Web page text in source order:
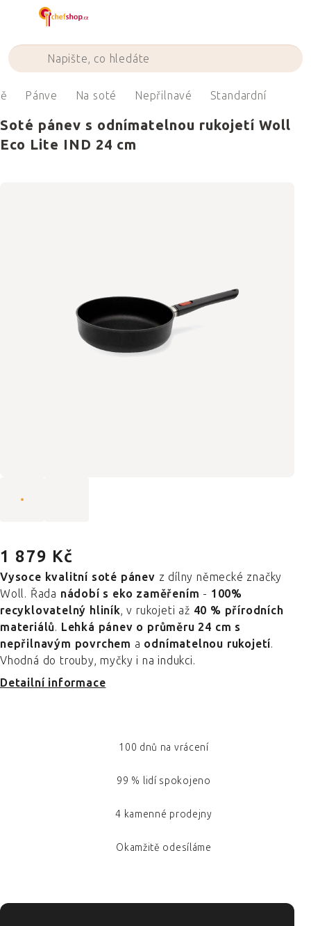
Pánve Na soté Nepřilnavé Standardní
Soté pánev s odnímatelnou rukojetí Woll
Eco Lite IND 24 cm
1 879 Kč
Vysoce kvalitní soté pánev z dílny německé značky
Woll. Řada nádobí s eko zaměřením - 100%
recyklovatelný hliník, v rukojeti až 40 % přírodních
materiálů. Lehká pánev o průměru 24 cm s
nepřilnavým povrchem a odnímatelnou rukojetí.
Vhodná do trouby, myčky i na indukci.
Detailní informace
100 dnů na vrácení
99 % lidí spokojeno
4 kamenné prodejny
Okamžitě odesíláme
ZÁPATÍ